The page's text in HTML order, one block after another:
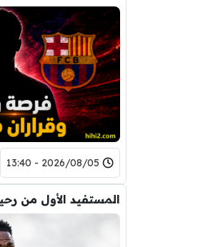
2026/08/05 - 13:40
المستفيد الأول من